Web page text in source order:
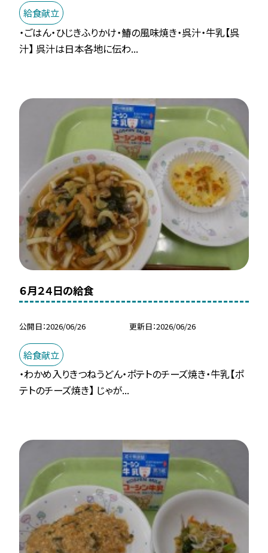
給食献立
・ごはん・ひじきふりかけ・鰆の風味焼き・呉汁・牛乳【呉
汁】 呉汁は日本各地に伝わ...
６月２４日の給食
公開日 2026/06/26 更新日 2026/06/26
給食献立
・わかめ入りきつねうどん・ポテトのチーズ焼き・牛乳【ポ
テトのチーズ焼き】 じゃが...